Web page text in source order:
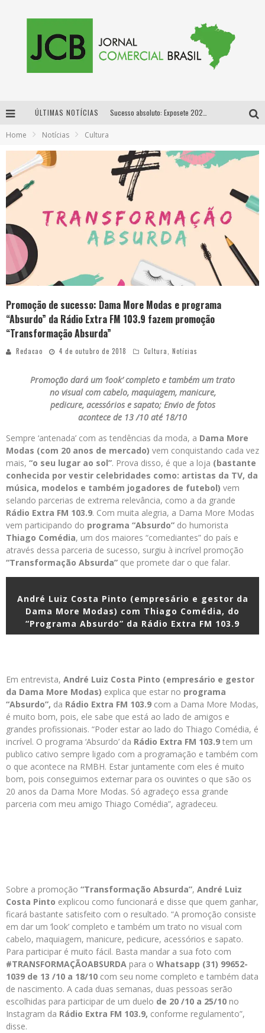
ÚLTIMAS NOTÍCIAS
Designer mineira lança jogo educativo sobre coleta seletiva na maior feira de jogos de tabuleiro da América Latina
Home Notícias Cultura
Promoção de sucesso: Dama More Modas e programa
“Absurdo” da Rádio Extra FM 103.9 fazem promoção
“Transformação Absurda”
Redacao 4 de outubro de 2018 Cultura, Notícias
Promoção dará um ‘look’ completo e também um trato
no visual com cabelo, maquiagem, manicure,
pedicure, acessórios e sapato; Envio de fotos
acontece de 13 /10 até 18/10
Sempre ‘antenada’ com as tendências da moda, a Dama More
Modas (com 20 anos de mercado) vem conquistando cada vez
mais, “o seu lugar ao sol”. Prova disso, é que a loja (bastante
conhecida por vestir celebridades como: artistas da TV, da
música, modelos e também jogadores de futebol) vem
selando parcerias de extrema relevância, como a da grande
Rádio Extra FM 103.9. Com muita alegria, a Dama More Modas
vem participando do programa “Absurdo” do humorista
Thiago Comédia, um dos maiores “comediantes” do país e
através dessa parceria de sucesso, surgiu à incrível promoção
“Transformação Absurda” que promete dar o que falar.
André Luiz Costa Pinto (empresário e gestor da
Dama More Modas) com Thiago Comédia, do
“Programa Absurdo” da Rádio Extra FM 103.9
Em entrevista, André Luiz Costa Pinto (empresário e gestor
da Dama More Modas) explica que estar no programa
“Absurdo”, da Rádio Extra FM 103.9 com a Dama More Modas,
é muito bom, pois, ele sabe que está ao lado de amigos e
grandes profissionais. “Poder estar ao lado do Thiago Comédia, é
incrível. O programa ‘Absurdo’ da Rádio Extra FM 103.9 tem um
publico cativo sempre ligado com a programação e também com
o que acontece na RMBH. Estar juntamente com eles é muito
bom, pois conseguimos externar para os ouvintes o que são os
20 anos da Dama More Modas. Só agradeço essa grande
parceria com meu amigo Thiago Comédia”, agradeceu.
Sobre a promoção “Transformação Absurda”, André Luiz
Costa Pinto explicou como funcionará e disse que quem ganhar,
ficará bastante satisfeito com o resultado. “A promoção consiste
em dar um ‘look’ completo e também um trato no visual com
cabelo, maquiagem, manicure, pedicure, acessórios e sapato.
Para participar é muito fácil. Basta mandar a sua foto com
#TRANSFORMAÇÃOABSURDA para o Whatsapp (31) 99652-
1039 de 13 /10 a 18/10 com seu nome completo e também data
de nascimento. A cada duas semanas, duas pessoas serão
escolhidas para participar de um duelo de 20 /10 a 25/10 no
Instagram da Rádio Extra FM 103.9, conforme regulamento”,
disse.